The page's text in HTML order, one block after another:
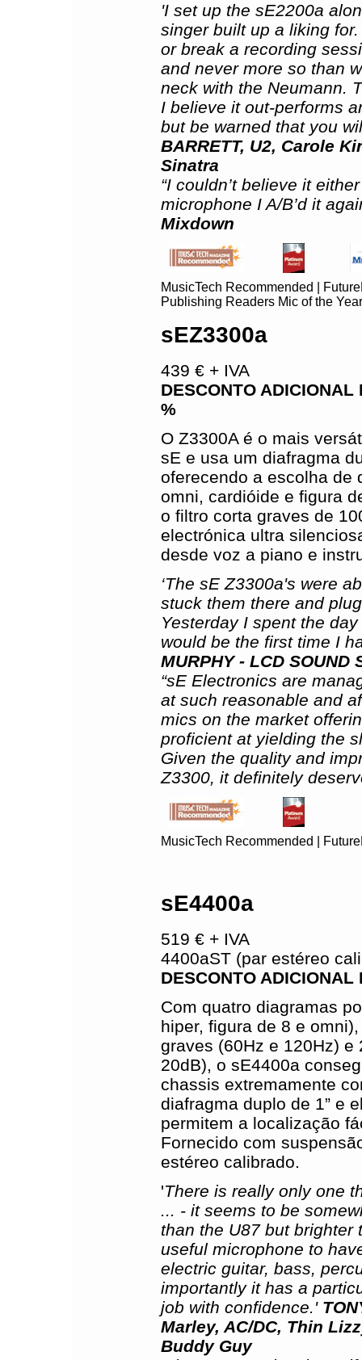
'I set up the sE2200a
singer built up a liking
or break a recording
and never more so than
neck with the Neumann.
I believe it out-performs
but be warned that you
BARRETT, U2, Carole
Sinatra
“I couldn’t believe it
microphone I A/B’d it
Mixdown
MusicTech Recommended |
Publishing Readers Mic of the Year
sEZ3300a
439 € + IVA
DESCONTO
%
O Z3300A é o mais
sE e usa um diafragma
oferecendo a escolha de
omni, cardióide e figura
o filtro corta graves de
electrónica ultra
desde voz a piano e
‘The sE Z3300a's were
stuck them there and
Yesterday I spent the
would be the first time I
MURPHY - LCD SOUND
“sE Electronics are
at such reasonable and
mics on the market
proficient at yielding the
Given the quality and
Z3300, it definitely
MusicTech Recommended |
sE4400a
519 € + IVA
4400aST (par estéreo
DESCONTO
Com quatro diagramas
hiper, figura de 8 e
graves (60Hz e 120Hz) e
20dB), o sE4400a
chassis extremamente
diafragma duplo de 1” e
permitem a localização
Fornecido com
estéreo calibrado.
'There is really only one
... - it seems to be
than the U87 but brighter
useful microphone to
electric guitar, bass,
importantly it has a
job with confidence.'
Marley, AC/DC, Thin
Buddy Guy